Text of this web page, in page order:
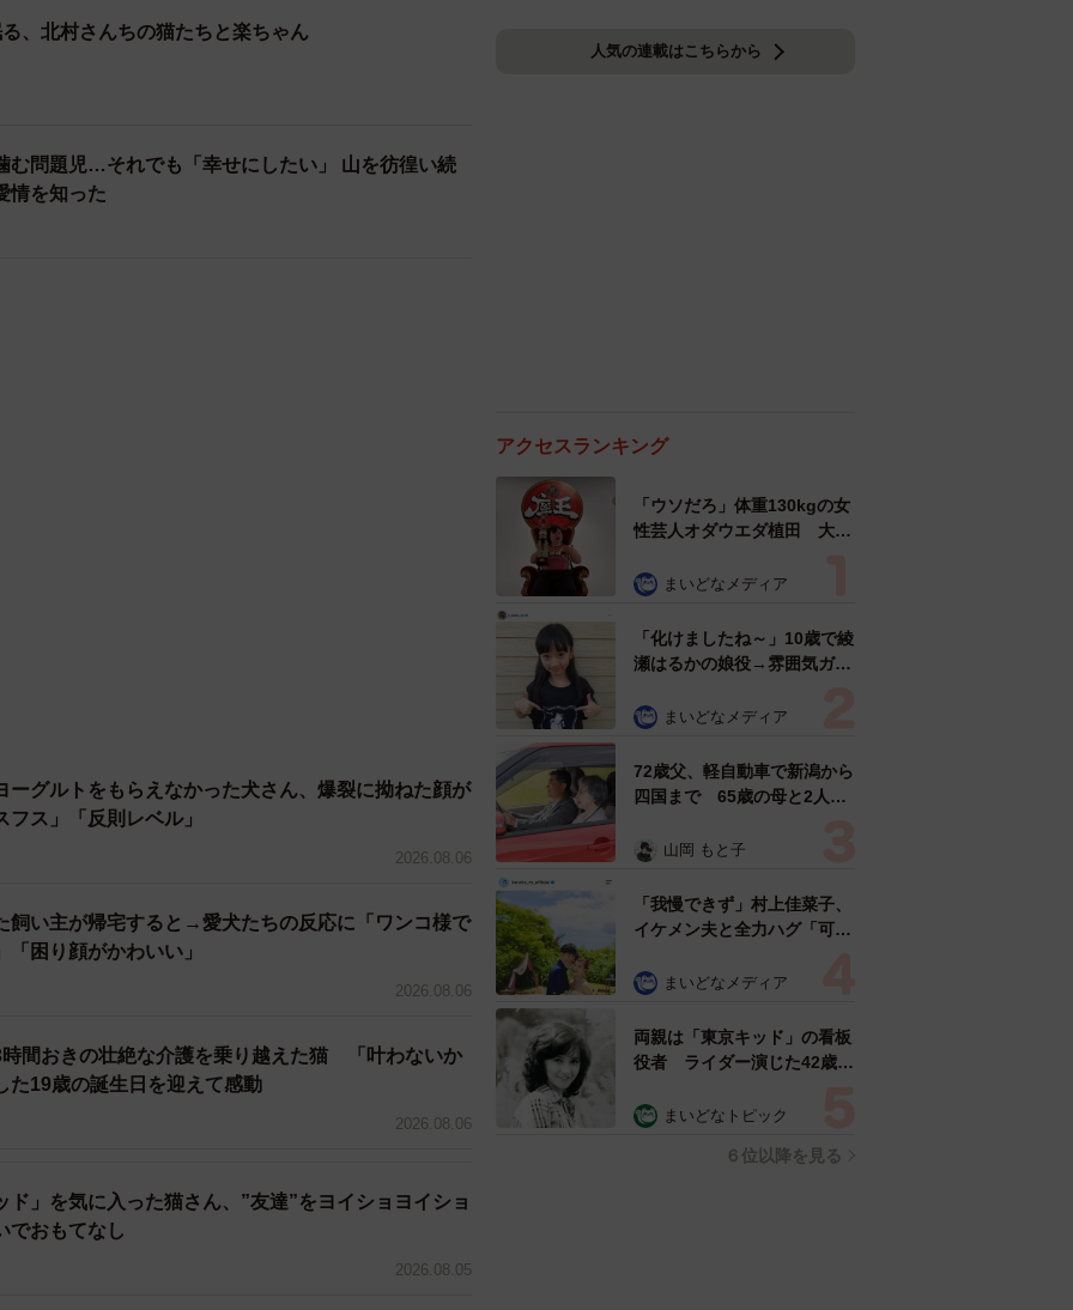
んでいる
ったりと寄り添ったのです。その時飼っていた先住
健康そのものだった。にこにことしながら、こう言
てからも鮮烈に覚えていた。何の根拠もなかった
くる」と信じた。
、北村さんちの猫たちと楽ちゃん
む問題児…それでも「幸せにしたい」 山を彷徨い続
情を知った
ーグルトをもらえなかった犬さん、爆裂に拗ねた顔が
ス」「反則レベル」
2026.08.06
飼い主が帰宅すると→愛犬たちの反応に「ワンコ様で
困り顔がかわいい」
2026.08.06
間おきの壮絶な介護を乗り越えた猫 「叶わないか
た19歳の誕生日を迎えて感動
2026.08.06
ド」を気に入った猫さん、”友達”をヨイショヨイショ
でおもてなし
2026.08.05
人気の連載はこちらから
アクセスランキング
「ウソだろ」体重130kgの女
性芸人オダウエダ植田 大学
で」 まいどなメディア
「化けましたね～」10歳で綾
瀬はるかの娘役→雰囲気ガラ
雰囲気が」「宝塚に入れそ
まいどなメディア
72歳父、軽自動車で新潟から
四国まで 65歳の母と2人で
憩まで分刻み… 「大学生で
山岡 もと子
「我慢できず」村上佳菜子、
イケメン夫と全力ハグ「可愛
まいどなメディア
両親は「東京キッド」の看板
役者 ライダー演じた42歳元
ングフォト」計画を明言
まいどなトピック
６位以降を見る